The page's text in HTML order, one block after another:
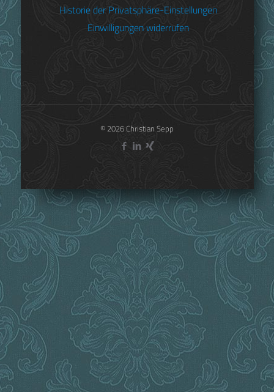
Historie der Privatsphäre-Einstellungen
Einwilligungen widerrufen
© 2026 Christian Sepp